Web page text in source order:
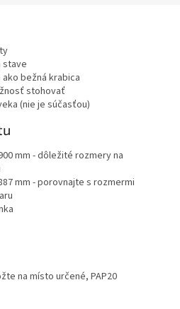
stave
bežná krabica
stohovať
(nie je súčasťou)
mm - dôležité rozmery na
mm - porovnajte s rozmermi
na místo určené, PAP20